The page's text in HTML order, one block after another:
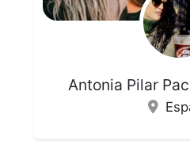
Antonia Pilar